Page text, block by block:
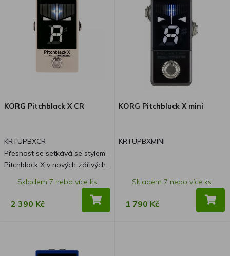
KORG Pitchblack X CR
KRTUPBXCR
Přesnost se setkává se stylem -
Pitchblack X v nových zářivých
proslulý svou výjimečnou
přesností ladění, vynikající
viditelností a technologií ULTRA
zůstane zachována, je nyní k
Skladem 7 nebo více ks
2 390 Kč
KORG Pitchblack X mini
KRTUPBXMINI
Skladem 7 nebo více ks
1 790 Kč